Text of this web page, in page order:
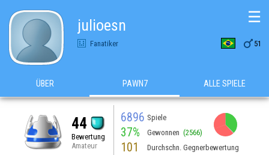
julioesn
Fanatiker  51
☰
ÜBER PAWN7 ALLE SPIELE
44
Bewertung
Amateur
6896 Spiele
37% Gewonnen (2566)
101 Durchschn. Gegnerbewertung